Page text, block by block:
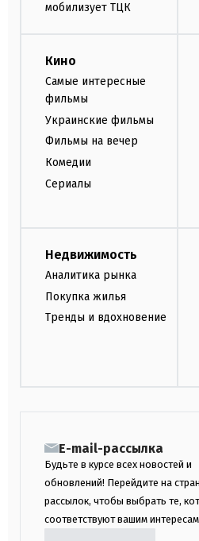
мобилизует ТЦК
Кино
Самые интересные
фильмы
Украинские фильмы
Фильмы на вечер
Комедии
Сериалы
Недвижимость
Аналитика рынка
Покупка жилья
Тренды и вдохновение
E-mail-рассылка
Будьте в курсе всех новостей и
обновлений! Перейдите на
рассылок, чтобы выбрать те,
соответствуют вашим